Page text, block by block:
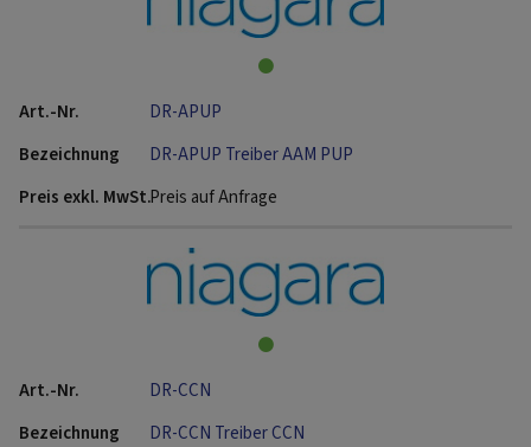
DR-APUP
DR-APUP Treiber AAM PUP
Preis auf Anfrage
DR-CCN
DR-CCN Treiber CCN